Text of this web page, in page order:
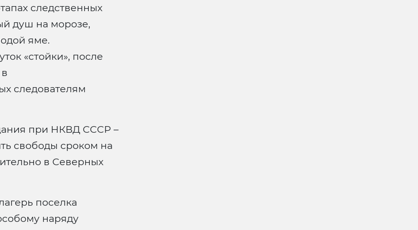
следственных
душ на морозе,
яме.
«стойки», после
следователям
при НКВД СССР –
свободы сроком на
в Северных
поселка
наряду